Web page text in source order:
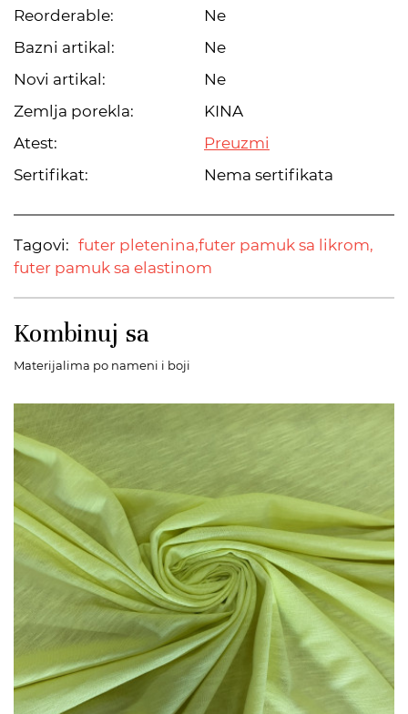
Reorderable:
Ne
Bazni artikal:
Ne
Novi artikal:
Ne
Zemlja porekla:
KINA
Atest:
Preuzmi
Sertifikat:
Nema sertifikata
Tagovi: futer pletenina,futer pamuk sa likrom,
futer pamuk sa elastinom
Kombinuj sa
Materijalima po nameni i boji